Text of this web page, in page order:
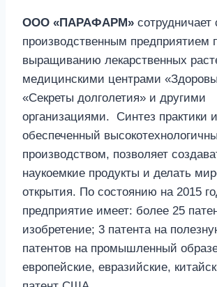
ООО «ПАРАФАРМ» сотрудничает
производственным предприятием
выращиванию лекарственных
медицинскими центрами
«Секреты долголетия» и другими
организациями. Синтез практики
обеспеченный
производством, позволяет
наукоемкие продукты и делать
открытия. По состоянию на 2015
предприятие имеет: более 25
изобретение; 3 патента на
патентов на промышленный
европейские, евразийские,